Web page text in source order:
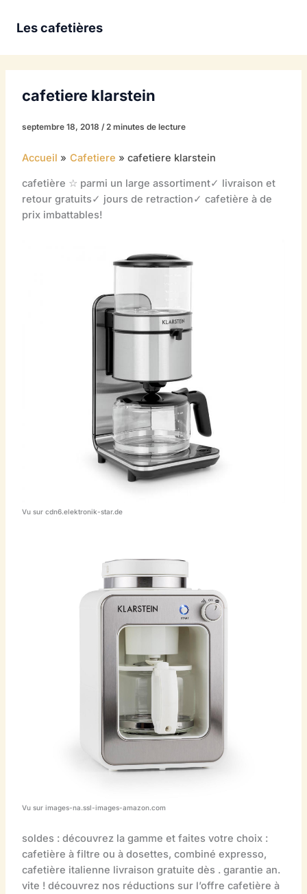
Les cafetières
cafetiere klarstein
septembre 18, 2018 /2 minutes de lecture
Accueil Cafetiere cafetiere klarstein
cafetière ☆ parmi un large assortiment✓ livraison et
retour gratuits✓ jours de retraction✓ cafetière à de
prix imbattables!
Vu sur cdn6.elektronik-star.de
Vu sur images-na.ssl-images-amazon.com
soldes : découvrez la gamme et faites votre choix :
cafetière à filtre ou à dosettes, combiné expresso,
cafetière italienne livraison gratuite dès . garantie an.
vite ! découvrez nos réductions sur l’offre cafetière à